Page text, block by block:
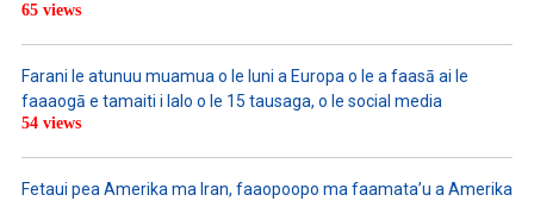
65 views
Farani le atunuu muamua o le Iuni a Europa o le a faasā ai le
faaaogā e tamaiti i lalo o le 15 tausaga, o le social media
54 views
Fetaui pea Amerika ma Iran, faaopoopo ma faamata’u a Amerika